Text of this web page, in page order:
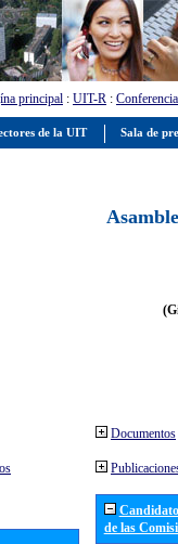
principal : UIT-R :
Documentos
de las
de la UIT Sala de